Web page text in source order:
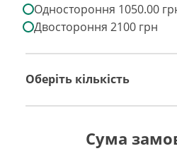
Одностороння 1050.00
Двостороння 2100 грн
Оберіть кількість
Сума